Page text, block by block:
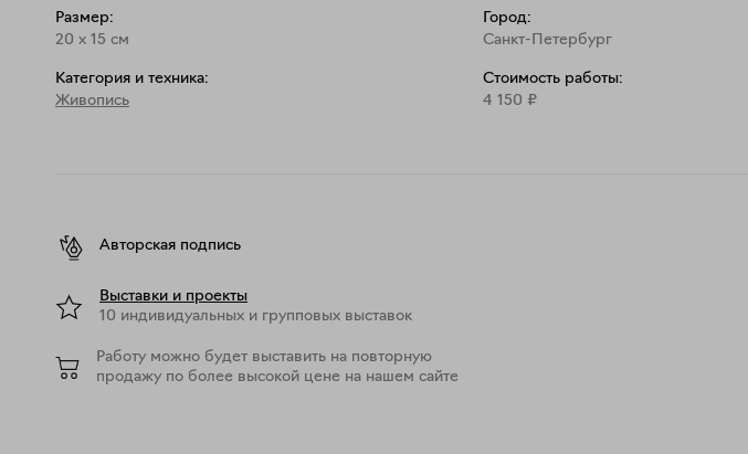
Размер:
20 x 15 см
Категория и техника:
Живопись
Город:
Санкт-Петербург
Стоимость работы:
4 150 ₽
Авторская подпись
Выставки и проекты
10 индивидуальных и групповых выставок
Работу можно будет выставить на повторную
продажу по более высокой цене на нашем сайте